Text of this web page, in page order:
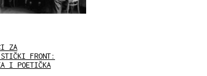
ZA
FRONT:
I POETIČKA